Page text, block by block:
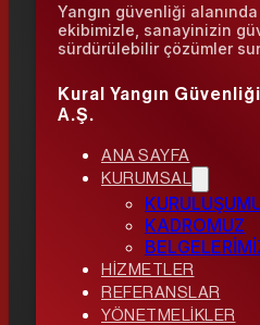
Yangın güvenliği
ekibimizle, sanayinizin
sürdürülebilir çözümler
Kural Yangın Güvenliği
A.Ş.
ANA SAYFA
KURUMSAL
KADROMUZ
HİZMETLER
REFERANSLAR
YÖNETMELİKLER